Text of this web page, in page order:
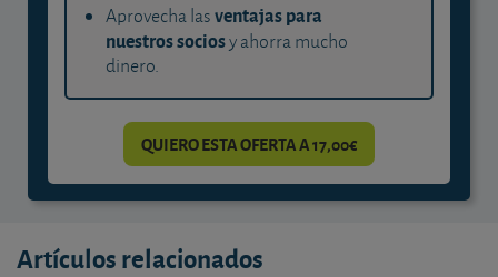
Aprovecha lasventajas para
nuestros sociosy ahorra mucho
dinero.
QUIERO ESTA OFERTA A 17,00€
Artículos relacionados